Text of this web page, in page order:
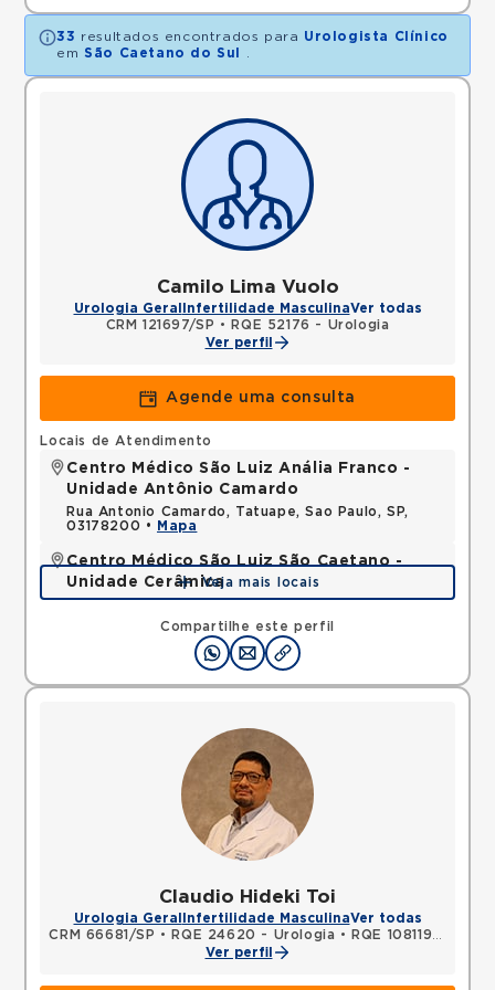
33 resultados encontrados para Urologista Clínico
em São Caetano do Sul
Camilo Lima Vuolo
Urologia Geral Infertilidade MasculinaVer todas
CRM 121697/SP •
RQE 52176 - Urologia
Ver perfil
Agende uma consulta
Compartilhe este perfil
Locais de Atendimento
Centro Médico São Luiz Anália Franco -
Unidade Antônio Camardo
Rua Antonio Camardo, Tatuape, Sao Paulo, SP,
03178200 •
Mapa
Centro Médico São Luiz São Caetano -
Unidade Cerâmica
Alameda Caulim, Ceramica, Sao Caetano do Sul,
SP, 09531195 •
Veja mais locais
Claudio Hideki Toi
Urologia Geral Infertilidade MasculinaVer todas
CRM 66681/SP • RQE 24620 - Urologia •
RQE 108119 - Cirurgia geral
Ver perfil